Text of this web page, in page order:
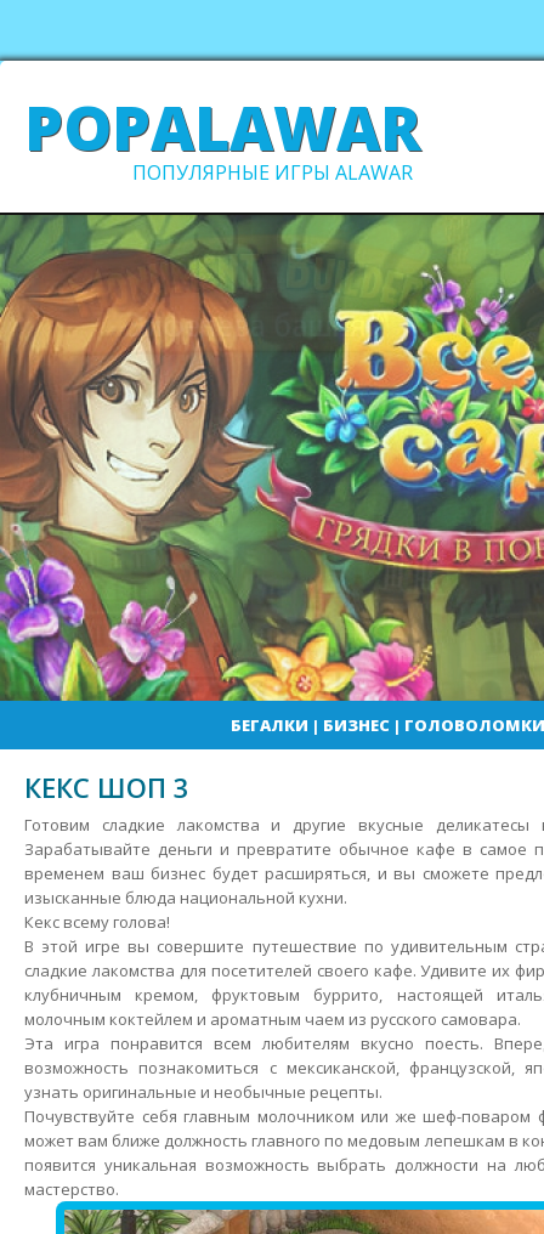
POPALAWAR
ПОПУЛЯРНЫЕ ИГРЫ ALAWAR
БЕГАЛКИ | БИЗНЕС| ГОЛОВОЛОМКИ
КЕКС ШОП 3
Готовим сладкие лакомства и другие вкусные деликатесы
Зарабатывайте деньги и превратите обычное кафе в самое
временем ваш бизнес будет расширяться, и вы сможете
изысканные блюда национальной кухни.
Кекс всему голова!
В этой игре вы совершите путешествие по удивительным
сладкие лакомства для посетителей своего кафе. Удивите их
клубничным кремом, фруктовым буррито, настоящей
молочным коктейлем и ароматным чаем из русского самовара.
Эта игра понравится всем любителям вкусно поесть.
возможность познакомиться с мексиканской, французской,
узнать оригинальные и необычные рецепты.
Почувствуйте себя главным молочником или же шеф-поваром
может вам ближе должность главного по медовым лепешкам в
появится уникальная возможность выбрать должности на
мастерство.